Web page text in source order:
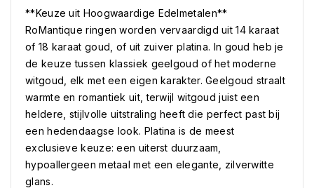
**Keuze uit Hoogwaardige Edelmetalen**
RoMantique ringen worden vervaardigd uit 14 karaat
of 18 karaat goud, of uit zuiver platina. In goud heb je
de keuze tussen klassiek geelgoud of het moderne
witgoud, elk met een eigen karakter. Geelgoud straalt
warmte en romantiek uit, terwijl witgoud juist een
heldere, stijlvolle uitstraling heeft die perfect past bij
een hedendaagse look. Platina is de meest
exclusieve keuze: een uiterst duurzaam,
hypoallergeen metaal met een elegante, zilverwitte
glans.